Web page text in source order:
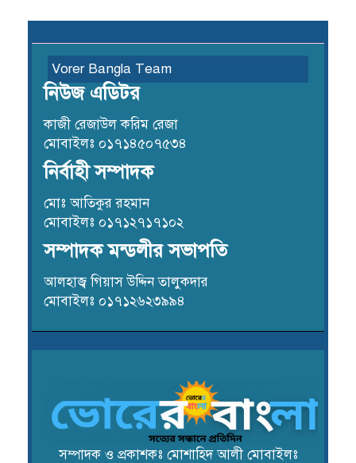
Vorer Bangla Team
নিউজ এডিটর
কাজী রেজাউল করিম রেজা
মোবাইলঃ ০১৭১৪৫০৭৫৩৪
নির্বাহী সম্পাদক
মোঃ আতিকুর রহমান
মোবাইলঃ ০১৭১২৭১৭১০২
সম্পাদক মন্ডলীর সভাপতি
আলহাজ্ব গিয়াস উদ্দিন তালুকদার
মোবাইলঃ ০১৭১২৬২৩৯৯৪
সম্পাদক ও প্রকাশকঃ মোশাহিদ আলী মোবাইলঃ